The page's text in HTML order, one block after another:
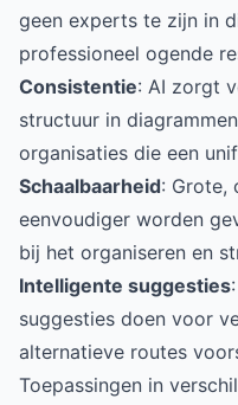
geen experts te zijn in
professioneel ogende
Consistentie: AI zorgt
structuur in
organisaties die een
Schaalbaarheid: Grote,
eenvoudiger worden
bij het organiseren en
Intelligente suggesties
suggesties doen voor
alternatieve routes
Toepassingen in